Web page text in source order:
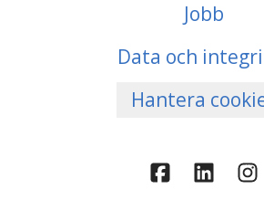
Jobb
Data och
Hantera